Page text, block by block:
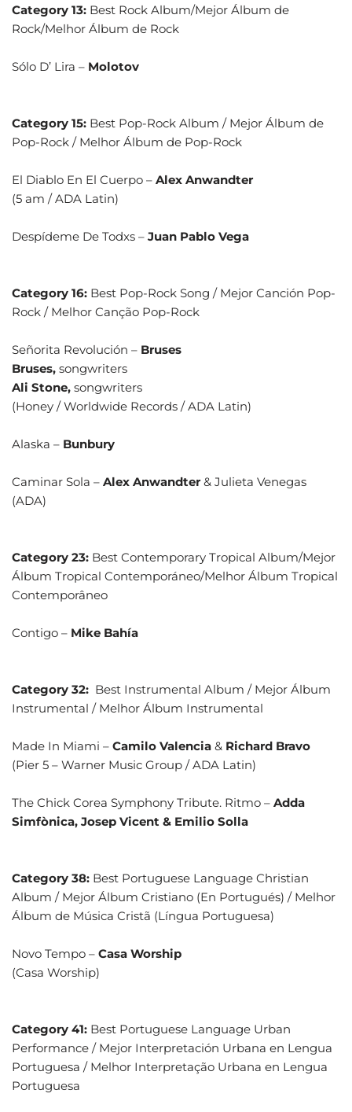
Category 13: Best Rock Album/Mejor Álbum de
Rock/Melhor Álbum de Rock
Sólo D’ Lira – Molotov
Category 15: Best Pop-Rock Album / Mejor Álbum de
Pop-Rock / Melhor Álbum de Pop-Rock
El Diablo En El Cuerpo – Alex Anwandter
(5 am / ADA Latin)
Despídeme De Todxs – Juan Pablo Vega
Category 16: Best Pop-Rock Song / Mejor Canción Pop-
Rock / Melhor Canção Pop-Rock
Señorita Revolución – Bruses
Bruses, songwriters
Ali Stone, songwriters
(Honey / Worldwide Records / ADA Latin)
Alaska – Bunbury
Caminar Sola – Alex Anwandter & Julieta Venegas
(ADA)
Category 23: Best Contemporary Tropical Album/Mejor
Álbum Tropical Contemporáneo/Melhor Álbum Tropical
Contemporâneo
Contigo – Mike Bahía
Category 32: Best Instrumental Album / Mejor Álbum
Instrumental / Melhor Álbum Instrumental
Made In Miami – Camilo Valencia & Richard Bravo
(Pier 5 – Warner Music Group / ADA Latin)
The Chick Corea Symphony Tribute. Ritmo – Adda
Simfònica, Josep Vicent & Emilio Solla
Category 38: Best Portuguese Language Christian
Album / Mejor Álbum Cristiano (En Portugués) / Melhor
Álbum de Música Cristã (Língua Portuguesa)
Novo Tempo – Casa Worship
(Casa Worship)
Category 41: Best Portuguese Language Urban
Performance / Mejor Interpretación Urbana en Lengua
Portuguesa / Melhor Interpretação Urbana en Lengua
Portuguesa